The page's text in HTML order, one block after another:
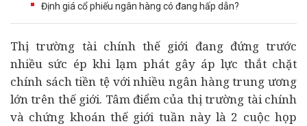
Định giá cổ phiếu ngân hàng có đang hấp dẫn?
Thị trường tài chính thế giới đang đứng trước
nhiều sức ép khi lạm phát gây áp lực thắt chặt
chính sách tiền tệ với nhiều ngân hàngtrung ương
lớn trên thế giới. Tâm điểm của thị trường tài chính
và chứng khoán thế giới tuần này là 2 cuộc họp